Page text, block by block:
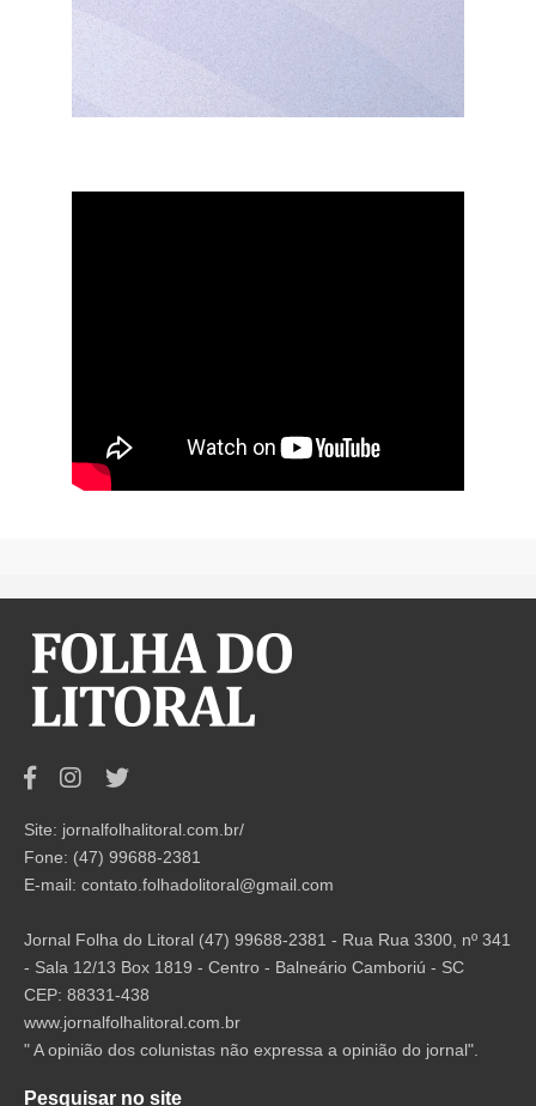
Site: jornalfolhalitoral.com.br/
Fone: (47) 99688-2381
E-mail: contato.folhadolitoral@gmail.com
Jornal Folha do Litoral (47) 99688-2381 - Rua Rua 3300, nº 341
- Sala 12/13 Box 1819 - Centro - Balneário Camboriú - SC
CEP: 88331-438
www.jornalfolhalitoral.com.br
" A opinião dos colunistas não expressa a opinião do jornal".
Pesquisar no site